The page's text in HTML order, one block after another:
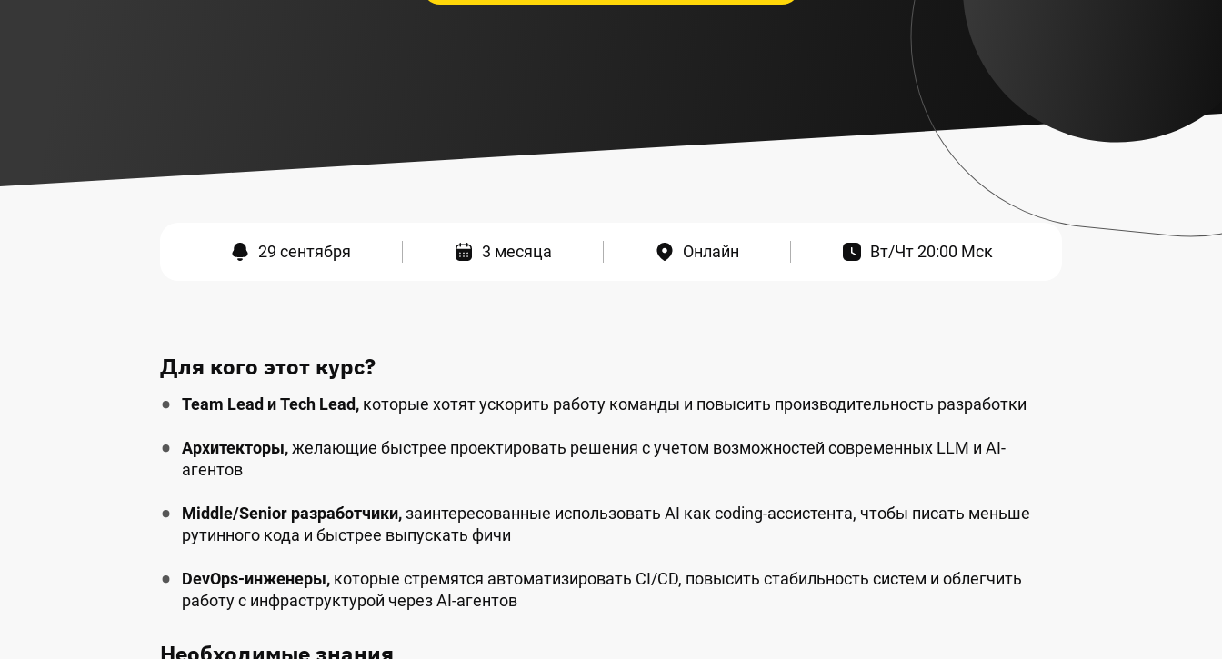
29 сентября 3 месяца Онлайн Вт/Чт 20:00 Мск
Для кого этот курс?
Team Lead и Tech Lead, которые хотят ускорить работу команды и повысить производительность разработки
Архитекторы,желающие быстрее проектировать решения с учетом возможностей современных LLM и AI-
агентов
Middle/Senior разработчики,заинтересованные использовать AI как coding-ассистента, чтобы писать меньше
рутинного кода и быстрее выпускать фичи
DevOps-инженеры, которые стремятся автоматизировать CI/CD, повысить стабильность систем и облегчить
работу с инфраструктурой через AI-агентов